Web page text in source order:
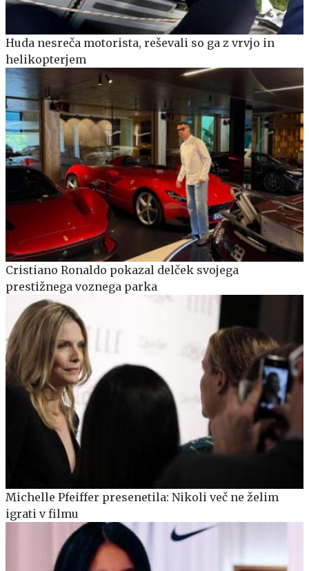
Huda nesreča motorista, reševali so ga z vrvjo in
helikopterjem
Cristiano Ronaldo pokazal delček svojega
prestižnega voznega parka
Michelle Pfeiffer presenetila: Nikoli več ne želim
igrati v filmu